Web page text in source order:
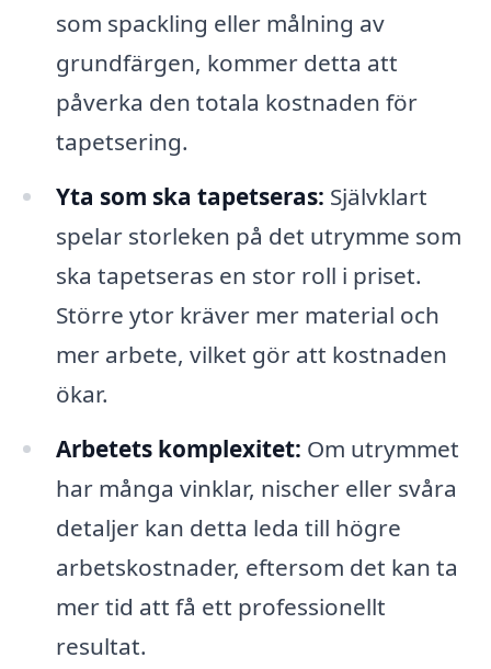
som spackling eller målning av
grundfärgen, kommer detta att
påverka den totala kostnaden för
tapetsering.
Yta som ska tapetseras: Självklart
spelar storleken på det utrymme som
ska tapetseras en stor roll i priset.
Större ytor kräver mer material och
mer arbete, vilket gör att kostnaden
ökar.
Arbetets komplexitet: Om utrymmet
har många vinklar, nischer eller svåra
detaljer kan detta leda till högre
arbetskostnader, eftersom det kan ta
mer tid att få ett professionellt
resultat.